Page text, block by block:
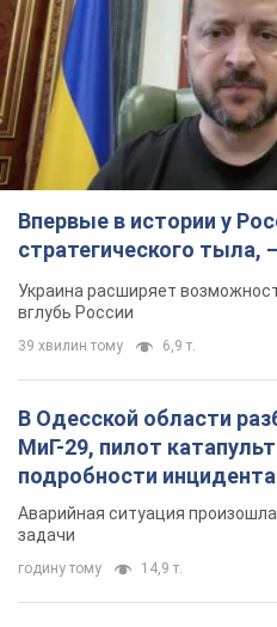
Впервые в истории у
стратегического тыла,
Украина расширяет
вглубь России
39 хвилин тому 6,9 т.
В Одесской области
МиГ-29, пилот
подробности инцидента
Аварийная ситуация
задачи
годину тому 14,9 т.